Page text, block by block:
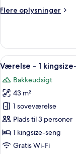
Prix
Circuit
View)
Flere oplysninger
Flere
-
enkeltsenge
Prix
Twin
Suite,
Circuit
View)
Indlæs
alle
billeder
af
Værelse
-
1
kingsize-
8
Værelse - 1
Bakkeudsigt
43 m²
1 soveværelse
Plads til 3 personer
1 kingsize-seng
Gratis Wi-Fi